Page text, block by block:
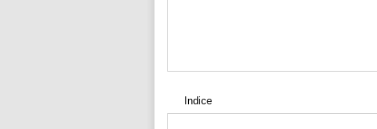
Indice